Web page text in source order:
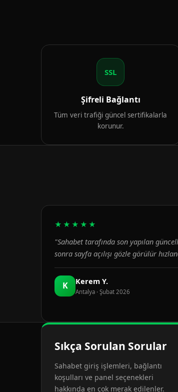
SSL
Şifreli Bağlantı
Tüm veri trafiği güncel sertifikalarla
korunur.
★★★★★
"Sahabet tarafında son yapılan
sonra sayfa açılışı gözle görülür
K Kerem Y.
Antalya · Şubat 2026
Sıkça Sorulan Sorular
Sahabet giriş işlemleri, bağlantı
koşulları ve panel seçenekleri
hakkında en çok merak edilenler.